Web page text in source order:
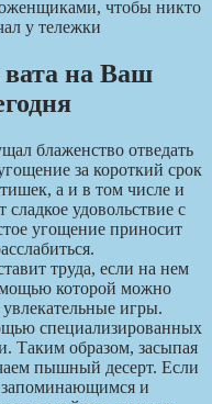
чтобы никто
у тележки
вата на Ваш
блаженство отведать
за короткий срок
а и в том числе и
удовольствие с
угощение приносит
труда, если на нем
которой можно
игры.
специализированных
Таким образом, засыпая
пышный десерт. Если
запоминающимся и